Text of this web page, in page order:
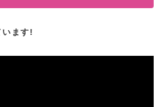
ます!